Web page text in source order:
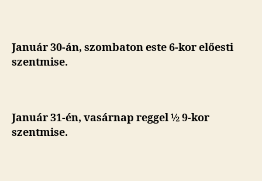
Január 30-án, szombaton este6-kor előesti
szentmise.
Január 31-én, vasárnap reggel ½ 9-kor
szentmise.